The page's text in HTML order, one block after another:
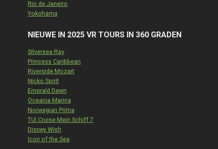
Rio de Janeiro
Yokohama
NIEUWE IN 2025 VR TOURS IN 360 GRADEN
Silversea Ray
Princess Caribbean
Riverside Mozart
Nicko Spirit
Emerald Dawn
Oceania Marina
Norwegian Prima
TUI Cruise Mein Schiff 7
Disney Wish
Icon of the Sea